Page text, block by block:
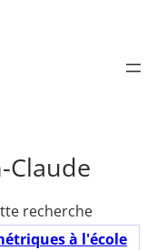
Claude
recherche
à l'école